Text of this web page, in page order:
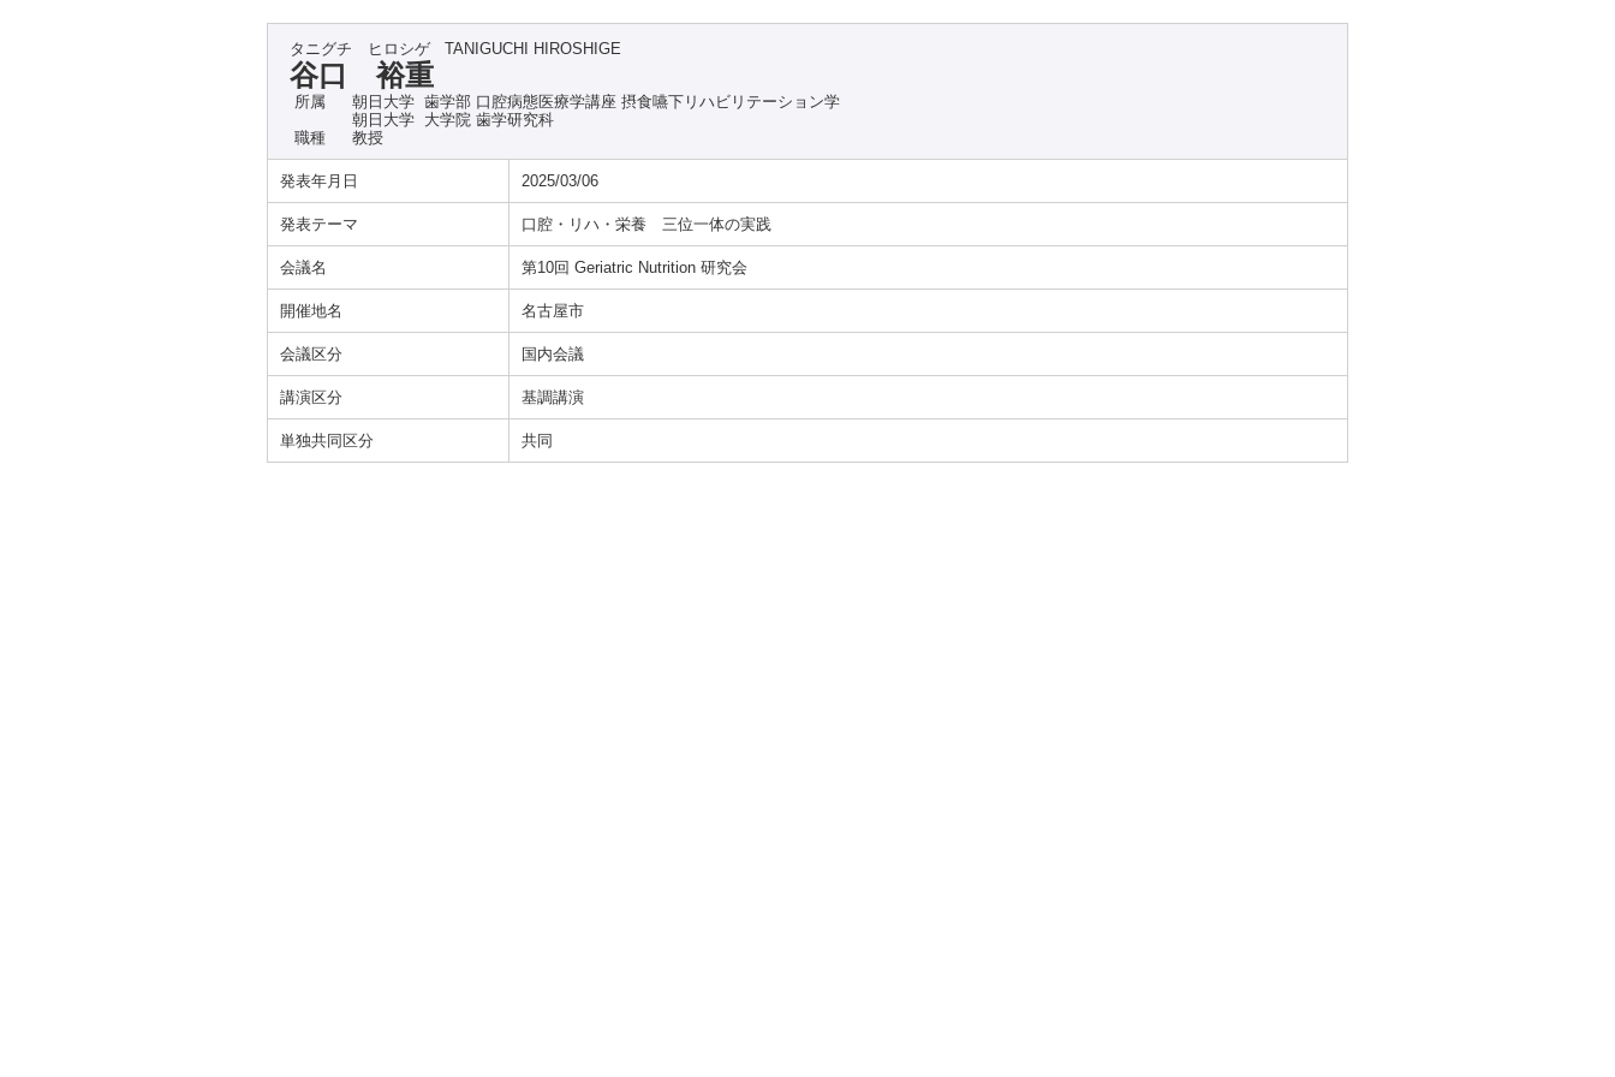
タニグチ ヒロシゲ TANIGUCHI HIROSHIGE
谷口 裕重
所属
朝日大学 歯学部 口腔病態医療学講座 摂食嚥下リハビリテーション学
朝日大学 大学院 歯学研究科
職種
教授
発表年月日 2025/03/06
発表テーマ 口腔・リハ・栄養 三位一体の実践
会議名 第10回 Geriatric Nutrition 研究会
開催地名 名古屋市
会議区分 国内会議
講演区分 基調講演
単独共同区分 共同